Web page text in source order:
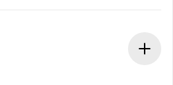
ningún cargo y te